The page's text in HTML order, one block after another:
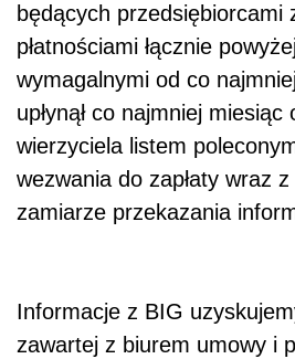
będących przedsiębiorcami
płatnościami łącznie
wymagalnymi od co
upłynął co najmniej miesiąc
wierzyciela listem
wezwania do zapłaty wraz
zamiarze przekazania
Informacje z BIG
zawartej z biurem umowy i